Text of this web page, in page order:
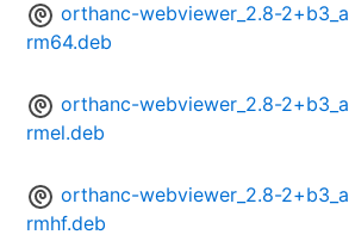
orthanc-webviewer_2.8-2+b3_a
rm64.deb
orthanc-webviewer_2.8-2+b3_a
rmel.deb
orthanc-webviewer_2.8-2+b3_a
rmhf.deb